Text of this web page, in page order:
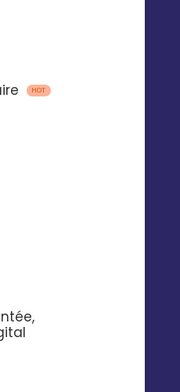
HOT
l’ensemble de notre parc clients
des
marketing
multicanales
message vocal)
locale et